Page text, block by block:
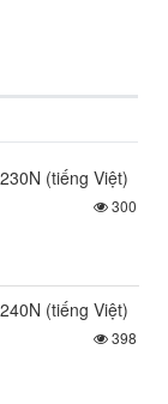
(tiếng Việt)
300
(tiếng Việt)
398